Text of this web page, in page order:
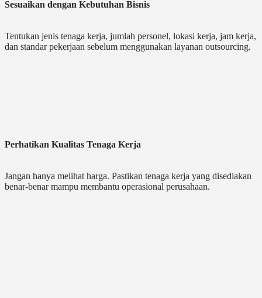
Sesuaikan dengan Kebutuhan Bisnis
Tentukan jenis tenaga kerja, jumlah personel, lokasi kerja, jam kerja,
dan standar pekerjaan sebelum menggunakan layanan outsourcing.
Perhatikan Kualitas Tenaga Kerja
Jangan hanya melihat harga. Pastikan tenaga kerja yang disediakan
benar-benar mampu membantu operasional perusahaan.